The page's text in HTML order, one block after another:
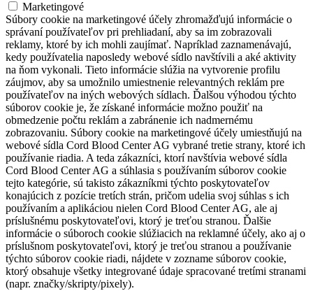
Marketingové
Súbory cookie na marketingové účely zhromažďujú informácie o
správaní používateľov pri prehliadaní, aby sa im zobrazovali
reklamy, ktoré by ich mohli zaujímať. Napríklad zaznamenávajú,
kedy používatelia naposledy webové sídlo navštívili a aké aktivity
na ňom vykonali. Tieto informácie slúžia na vytvorenie profilu
záujmov, aby sa umožnilo umiestnenie relevantných reklám pre
používateľov na iných webových sídlach. Ďalšou výhodou týchto
súborov cookie je, že získané informácie možno použiť na
obmedzenie počtu reklám a zabránenie ich nadmernému
zobrazovaniu. Súbory cookie na marketingové účely umiestňujú na
webové sídla Cord Blood Center AG vybrané tretie strany, ktoré ich
používanie riadia. A teda zákazníci, ktorí navštívia webové sídla
Cord Blood Center AG a súhlasia s používaním súborov cookie
tejto kategórie, sú takisto zákazníkmi týchto poskytovateľov
konajúcich z pozície tretích strán, pričom udelia svoj súhlas s ich
používaním a aplikáciou nielen Cord Blood Center AG, ale aj
príslušnému poskytovateľovi, ktorý je treťou stranou. Ďalšie
informácie o súboroch cookie slúžiacich na reklamné účely, ako aj o
príslušnom poskytovateľovi, ktorý je treťou stranou a používanie
týchto súborov cookie riadi, nájdete v zozname súborov cookie,
ktorý obsahuje všetky integrované údaje spracované tretími stranami
(napr. značky/skripty/pixely).